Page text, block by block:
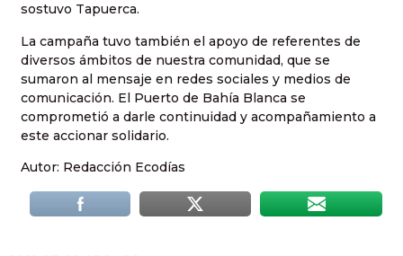
sostuvo Tapuerca.
La campaña tuvo también el apoyo de referentes de
diversos ámbitos de nuestra comunidad, que se
sumaron al mensaje en redes sociales y medios de
comunicación. El Puerto de Bahía Blanca se
comprometió a darle continuidad y acompañamiento a
este accionar solidario.
Autor: Redacción Ecodías